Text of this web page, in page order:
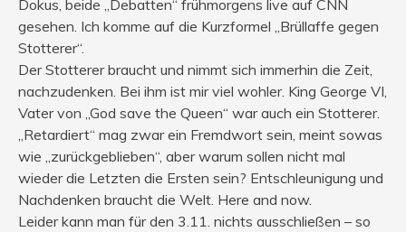
Dokus, beide „Debatten“ frühmorgens live auf CNN
gesehen. Ich komme auf die Kurzformel „Brüllaffe gegen
Stotterer“.
Der Stotterer braucht und nimmt sich immerhin die Zeit,
nachzudenken. Bei ihm ist mir viel wohler. King George VI,
Vater von „God save the Queen“ war auch ein Stotterer.
„Retardiert“ mag zwar ein Fremdwort sein, meint sowas
wie „zurückgeblieben“, aber warum sollen nicht mal
wieder die Letzten die Ersten sein? Entschleunigung und
Nachdenken braucht die Welt. Here and now.
Leider kann man für den 3.11. nichts ausschließen – so